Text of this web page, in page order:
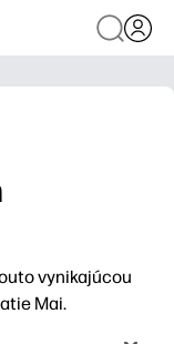
vynikajúcou
Mai.